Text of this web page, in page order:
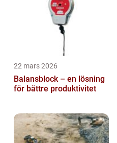
22 mars 2026
Balansblock – en lösning
för bättre produktivitet